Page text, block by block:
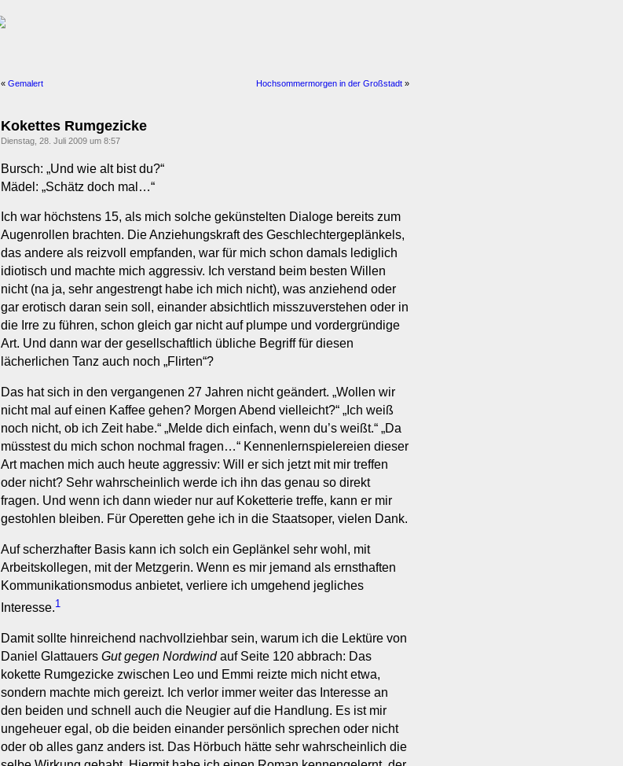
« Gemalert Hochsommermorgen in der Großstadt »
Kokettes Rumgezicke
Dienstag, 28. Juli 2009 um 8:57
Bursch: „Und wie alt bist du?“
Mädel: „Schätz doch mal…“
Ich war höchstens 15, als mich solche gekünstelten Dialoge bereits zum
Augenrollen brachten. Die Anziehungskraft des Geschlechtergeplänkels,
das andere als reizvoll empfanden, war für mich schon damals lediglich
idiotisch und machte mich aggressiv. Ich verstand beim besten Willen
nicht (na ja, sehr angestrengt habe ich mich nicht), was anziehend oder
gar erotisch daran sein soll, einander absichtlich misszuverstehen oder in
die Irre zu führen, schon gleich gar nicht auf plumpe und vordergründige
Art. Und dann war der gesellschaftlich übliche Begriff für diesen
lächerlichen Tanz auch noch „Flirten“?
Das hat sich in den vergangenen 27 Jahren nicht geändert. „Wollen wir
nicht mal auf einen Kaffee gehen? Morgen Abend vielleicht?“ „Ich weiß
noch nicht, ob ich Zeit habe.“ „Melde dich einfach, wenn du’s weißt.“ „Da
müsstest du mich schon nochmal fragen…“ Kennenlernspielereien dieser
Art machen mich auch heute aggressiv: Will er sich jetzt mit mir treffen
oder nicht? Sehr wahrscheinlich werde ich ihn das genau so direkt
fragen. Und wenn ich dann wieder nur auf Koketterie treffe, kann er mir
gestohlen bleiben. Für Operetten gehe ich in die Staatsoper, vielen Dank.
Auf scherzhafter Basis kann ich solch ein Geplänkel sehr wohl, mit
Arbeitskollegen, mit der Metzgerin. Wenn es mir jemand als ernsthaften
Kommunikationsmodus anbietet, verliere ich umgehend jegliches
Interesse.1
Damit sollte hinreichend nachvollziehbar sein, warum ich die Lektüre von
Daniel Glattauers Gut gegen Nordwindauf Seite 120 abbrach: Das
kokette Rumgezicke zwischen Leo und Emmi reizte mich nicht etwa,
sondern machte mich gereizt. Ich verlor immer weiter das Interesse an
den beiden und schnell auch die Neugier auf die Handlung. Es ist mir
ungeheuer egal, ob die beiden einander persönlich sprechen oder nicht
oder ob alles ganz anders ist. Das Hörbuch hätte sehr wahrscheinlich die